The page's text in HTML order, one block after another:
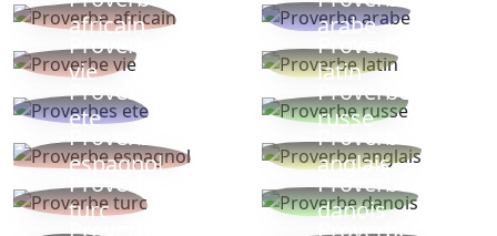
africain
arabe
Proverbe
vie
Proverbe
latin
Proverbes
ete
Proverbe
russe
Proverbe
espagnol
Proverbe
anglais
Proverbe
turc
Proverbe
danois
Proverbe
Proverbes